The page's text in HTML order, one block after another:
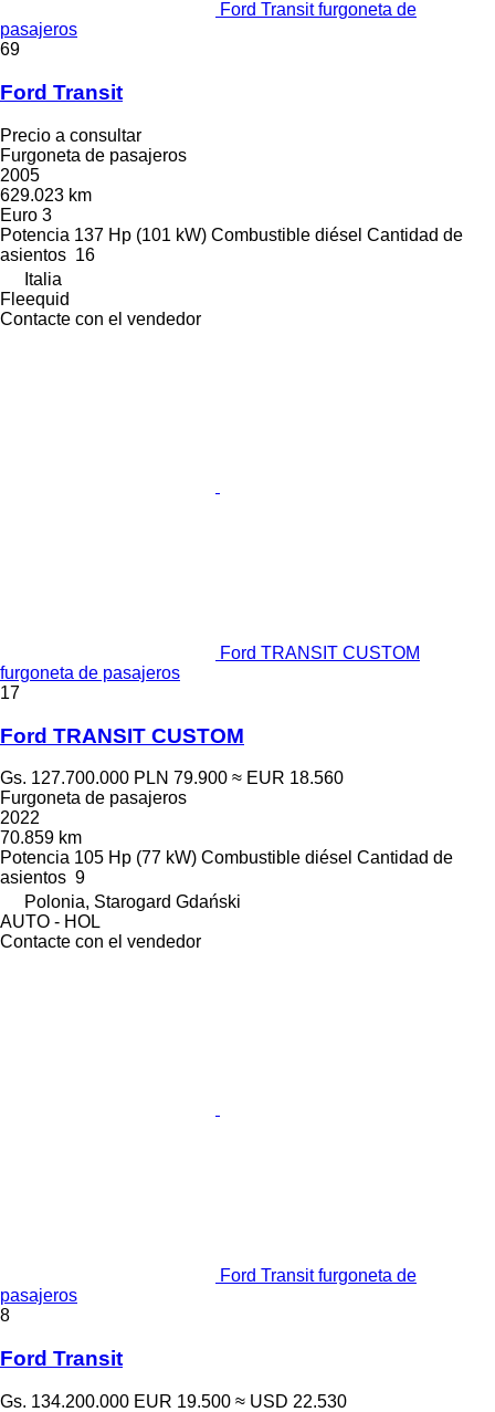
Ford Transit furgoneta de
pasajeros
69
Ford Transit
Precio a consultar
Furgoneta de pasajeros
2005
629.023 km
Euro 3
Potencia 137 Hp (101 kW) Combustible diésel Cantidad de
asientos 16
Italia
Fleequid
Contacte con el vendedor
Ford TRANSIT CUSTOM
furgoneta de pasajeros
17
Ford TRANSIT CUSTOM
Gs. 127.700.000 PLN 79.900 ≈ EUR 18.560
Furgoneta de pasajeros
2022
70.859 km
Potencia 105 Hp (77 kW) Combustible diésel Cantidad de
asientos 9
Polonia, Starogard Gdański
AUTO - HOL
Contacte con el vendedor
Ford Transit furgoneta de
pasajeros
8
Ford Transit
Gs. 134.200.000 EUR 19.500 ≈ USD 22.530